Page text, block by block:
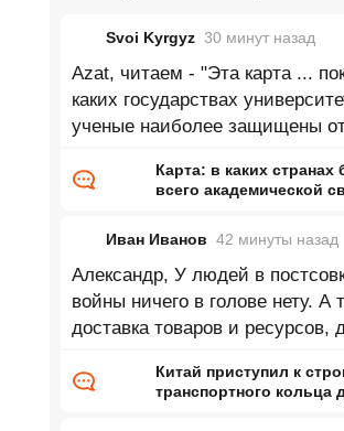
Svoi Kyrgyz 30 минут назад
Azat, читаем - "Эта карта ...
каких государствах
ученые наиболее защищены
Карта: в каких
всего академической
Иван Иванов 42 минуты назад
Александр, У людей в
войны ничего в голове нету. А
доставка товаров и ресурсов,
Китай приступил к
транспортного кольца